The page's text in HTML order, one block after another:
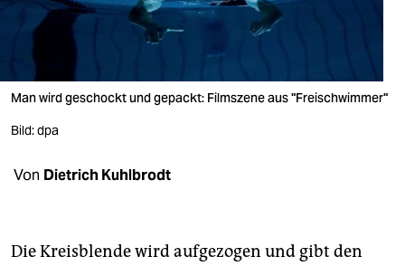
wahrheit
verlag
verlag
veranstaltungen
Man wird geschockt und gepackt: Filmszene aus "Freischwimmer"
Bild: dpa
Von Dietrich Kuhlbrodt
Die Kreisblende wird aufgezogen und gibt den